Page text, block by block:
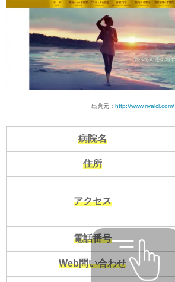
出典元： http://www.rivalcl.com/
病院名
住所
アクセス
電話番号
Web問い合わせ